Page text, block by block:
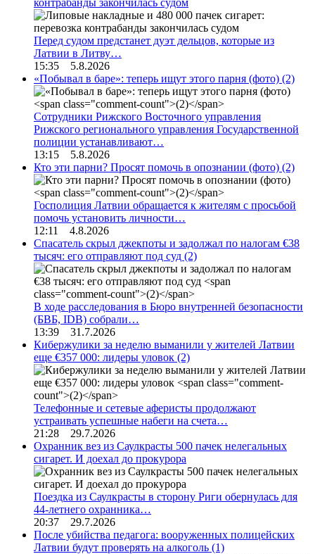
контрабанды закончилась судом
Перед судом предстанет дуэт дельцов, которые из
Латвии в Литву…
15:35 5.8.2026
«Побывал в баре»: теперь ищут этого парня (фото) (2)
Сотрудники Рижского Восточного управления
Рижского регионального управления Государственной
полиции устанавливают…
13:15 5.8.2026
Кто эти парни? Просят помочь в опознании (фото) (2)
Госполиция Латвии обращается к жителям с просьбой
помочь установить личности…
12:11 4.8.2026
Спасатель скрыл джекпоты и задолжал по налогам €38
тысяч: его отправляют под суд (2)
В ходе расследования в Бюро внутренней безопасности
(БВБ, IDB) собрали…
13:39 31.7.2026
Кибержулики за неделю выманили у жителей Латвии
еще €357 000: лидеры уловок (2)
Телефонные и сетевые аферисты продолжают
устраивать успешные набеги на счета…
21:28 29.7.2026
Охранник вез из Саулкрасты 500 пачек нелегальных
сигарет. И доехал до прокурора
Поездка из Саулкрасты в сторону Риги обернулась для
44-летнего охранника…
20:37 29.7.2026
После убийства педагога: вооруженных полицейских
Латвии будут проверять на алкоголь (1)